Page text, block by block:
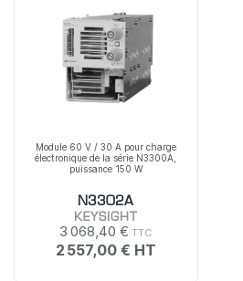
Module 60 V / 30 A pour charge
électronique de la série N3300A,
puissance 150 W
N3302A
KEYSIGHT
3 068,40 €
2 557,00 €